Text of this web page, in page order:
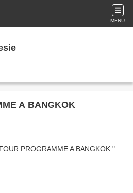
MENU
A BANGKOK